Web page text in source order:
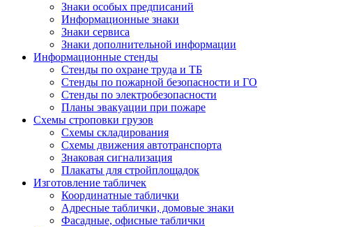
Знаки особых предписаний
Информационные знаки
Знаки сервиса
Знаки дополнительной информации
Информационные стенды
Стенды по охране труда и ТБ
Стенды по пожарной безопасности и ГО
Стенды по электробезопасности
Планы эвакуации при пожаре
Схемы строповки грузов
Схемы складирования
Схемы движения автотранспорта
Знаковая сигнализация
Плакаты для стройплощадок
Изготовление табличек
Координатные таблички
Адресные таблички, домовые знаки
Фасадные, офисные таблички